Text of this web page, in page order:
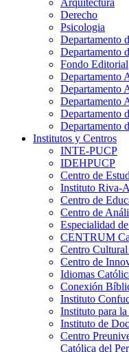
Arquitectura
Derecho
Psicologia
Departamento
Departamento
Fondo Editorial
Departamento
Departamento
Departamento
Departamento
Departamento
Institutos y Centros
INTE-PUCP
IDEHPUCP
Centro de
Instituto Riva-
Centro de
Centro de
Especialidad
CENTRUM
Centro
Centro de
Idiomas
Conexión
Instituto
Instituto para
Instituto de
Centro
Católica del